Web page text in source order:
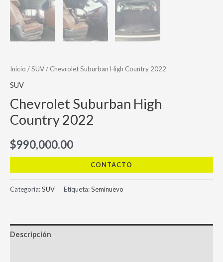
Inicio /SUV/ Chevrolet Suburban High Country 2022
SUV
Chevrolet Suburban High
Country 2022
$990,000.00
CONTACTO
Categoría:SUV Etiqueta:Seminuevo
Descripción